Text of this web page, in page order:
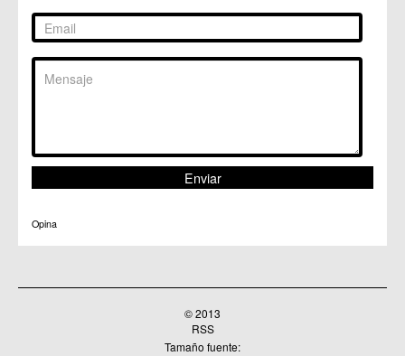
Opina
© 2013
RSS
Tamaño fuente: